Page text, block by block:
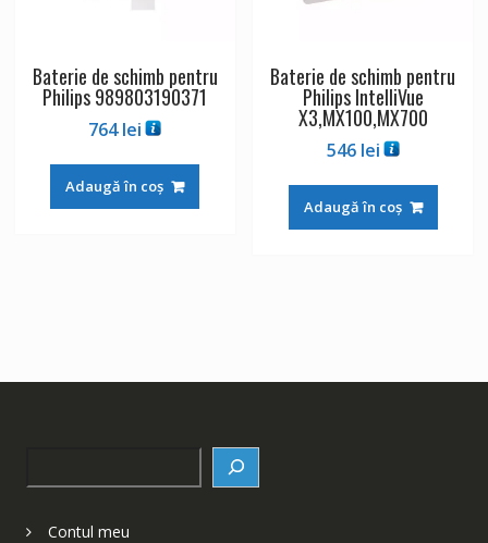
Baterie de schimb pentru
Philips 989803190371
764lei
Adaugă în coș
Baterie de schimb pentru
Philips IntelliVue
X3,MX100,MX700
546 lei
Adaugă în coș
Contul meu